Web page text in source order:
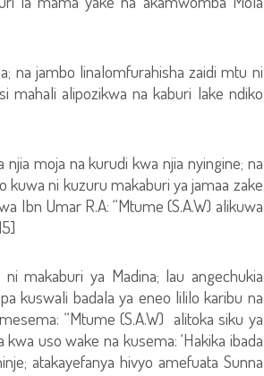
na jambo linalomfurahisha zaidi mtu ni
mahali alipozikwa na kaburi lake ndiko
moja na kurudi kwa njia nyingine; na
ni kuzuru makaburi ya jamaa zake
Ibn Umar R.A: “Mtume (S.A.W) alikuwa
makaburi ya Madina; lau angechukia
kuswali badala ya eneo lililo karibu na
“Mtume (S.A.W) alitoka siku ya
uso wake na kusema: ‘Hakika ibada
atakayefanya hivyo amefuata Sunna